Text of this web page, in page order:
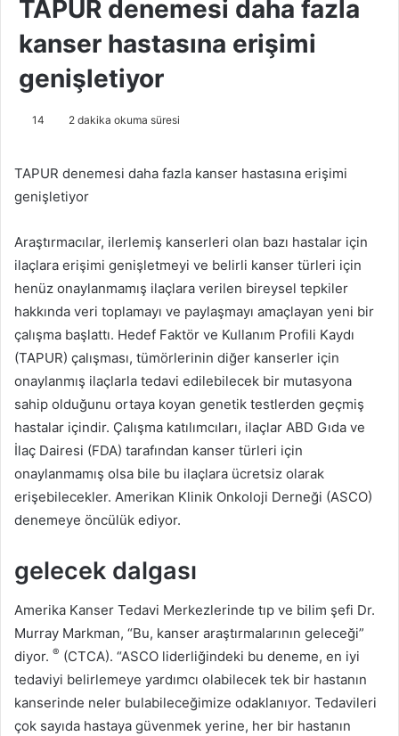
TAPUR denemesi daha fazla
kanser hastasına erişimi
genişletiyor
14 2 dakika okuma süresi
TAPUR denemesi daha fazla kanser hastasına erişimi
genişletiyor
Araştırmacılar, ilerlemiş kanserleri olan bazı hastalar için
ilaçlara erişimi genişletmeyi ve belirli kanser türleri için
henüz onaylanmamış ilaçlara verilen bireysel tepkiler
hakkında veri toplamayı ve paylaşmayı amaçlayan yeni bir
çalışma başlattı. Hedef Faktör ve Kullanım Profili Kaydı
(TAPUR) çalışması, tümörlerinin diğer kanserler için
onaylanmış ilaçlarla tedavi edilebilecek bir mutasyona
sahip olduğunu ortaya koyan genetik testlerden geçmiş
hastalar içindir. Çalışma katılımcıları, ilaçlar ABD Gıda ve
İlaç Dairesi (FDA) tarafından kanser türleri için
onaylanmamış olsa bile bu ilaçlara ücretsiz olarak
erişebilecekler. Amerikan Klinik Onkoloji Derneği (ASCO)
denemeye öncülük ediyor.
gelecek dalgası
Amerika Kanser Tedavi Merkezlerinde tıp ve bilim şefi Dr.
Murray Markman, “Bu, kanser araştırmalarının geleceği”
diyor. ® (CTCA). “ASCO liderliğindeki bu deneme, en iyi
tedaviyi belirlemeye yardımcı olabilecek tek bir hastanın
kanserinde neler bulabileceğimize odaklanıyor. Tedavileri
çok sayıda hastaya güvenmek yerine, her bir hastanın